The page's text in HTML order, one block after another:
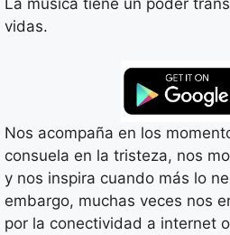
vidas.
Nos acompaña en los
consuela en la tristeza, nos
y nos inspira cuando más lo
embargo, muchas veces nos
por la conectividad a internet